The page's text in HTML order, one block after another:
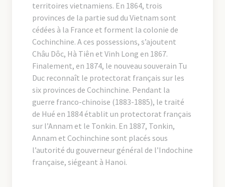
territoires vietnamiens. En 1864, trois
provinces de la partie sud du Vietnam sont
cédées à la France et forment la colonie de
Cochinchine. A ces possessions, s’ajoutent
Châu Dôc, Hà Tiên et Vinh Long en 1867.
Finalement, en 1874, le nouveau souverain Tu
Duc reconnaît le protectorat français sur les
six provinces de Cochinchine. Pendant la
guerre franco-chinoise (1883-1885), le traité
de Hué en 1884 établit un protectorat français
sur l’Annam et le Tonkin. En 1887, Tonkin,
Annam et Cochinchine sont placés sous
l’autorité du gouverneur général de l’Indochine
française, siégeant à Hanoi.